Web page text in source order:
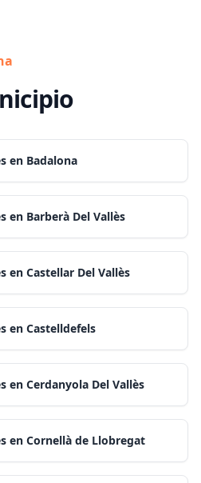
en Badalona
en Barberà Del Vallès
en Castellar Del Vallès
en Castelldefels
en Cerdanyola Del Vallès
en Cornellà de Llobregat